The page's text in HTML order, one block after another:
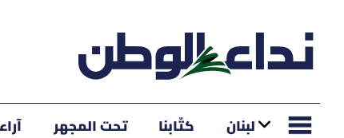
لبنان كتّابنا تحت المجهر آراء